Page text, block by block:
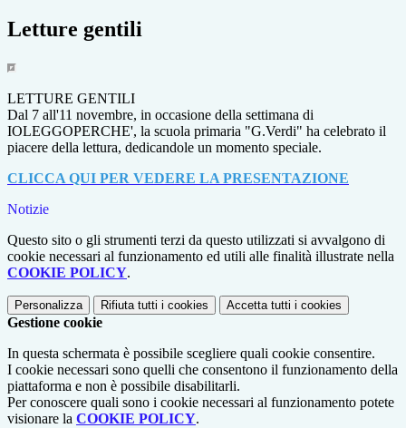
Letture gentili
LETTURE GENTILI
Dal 7 all'11 novembre, in occasione della settimana di
IOLEGGOPERCHE', la scuola primaria "G.Verdi" ha celebrato il
piacere della lettura, dedicandole un momento speciale.
CLICCA QUI PER VEDERE LA PRESENTAZIONE
Notizie
Questo sito o gli strumenti terzi da questo utilizzati si avvalgono di
cookie necessari al funzionamento ed utili alle finalità illustrate nella
COOKIE POLICY.
Personalizza Rifiuta tutti i cookies Accetta tutti i cookies
Gestione cookie
In questa schermata è possibile scegliere quali cookie consentire.
I cookie necessari sono quelli che consentono il funzionamento della
piattaforma e non è possibile disabilitarli.
Per conoscere quali sono i cookie necessari al funzionamento potete
visionare la COOKIE POLICY.